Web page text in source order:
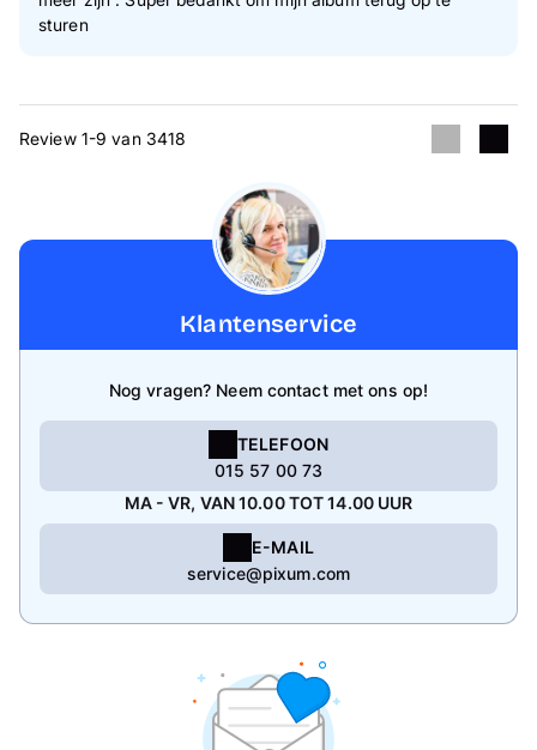
sturen
Review 1-9 van 3418
Klantenservice
Nog vragen? Neem contact met ons op!
TELEFOON
015 57 00 73
MA - VR, VAN 10.00 TOT 14.00 UUR
E-MAIL
service@pixum.com